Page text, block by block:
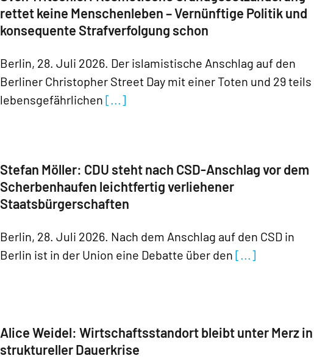
rettet keine Menschenleben – Vernünftige Politik und
konsequente Strafverfolgung schon
Berlin, 28. Juli 2026. Der islamistische Anschlag auf den
Berliner Christopher Street Day mit einer Toten und 29 teils
lebensgefährlichen [...]
Stefan Möller: CDU steht nach CSD-Anschlag vor dem
Scherbenhaufen leichtfertig verliehener
Staatsbürgerschaften
Berlin, 28. Juli 2026. Nach dem Anschlag auf den CSD in
Berlin ist in der Union eine Debatte über den [...]
Alice Weidel: Wirtschaftsstandort bleibt unter Merz in
struktureller Dauerkrise